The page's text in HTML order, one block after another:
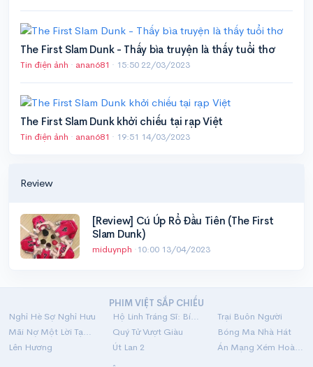
The First Slam Dunk - Thấy bìa truyện là thấy tuổi thơ
Tin điện ảnh · anan681 · 15:50 22/03/2023
The First Slam Dunk khởi chiếu tại rạp Việt
Tin điện ảnh · anan681 · 19:51 14/03/2023
Review
[Review] Cú Úp Rổ Đầu Tiên (The First
Slam Dunk)
miduynph ·10:00 13/04/2023
PHIM VIỆT SẮP CHIẾU
Nghỉ Hè Sợ Nghỉ Hưu
Hộ Linh Tráng Sĩ: Bí Ẩn Mộ Vua Đinh
Trại Buôn Người
Mãi Nợ Một Lời Tạm Biệt
Quý Tử Vượt Giàu
Bóng Ma Nhà Hát
Lên Hương
Út Lan 2
Án Mạng Xém Hoàn Hảo